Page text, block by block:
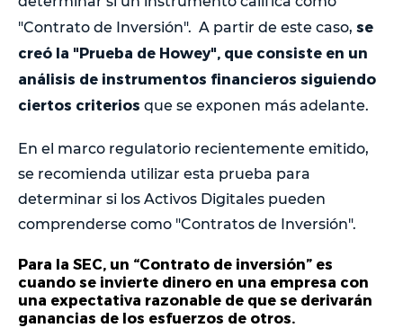
"Contrato de Inversión". A partir de este caso, se
creó la "Prueba de Howey", que consiste en un
análisis de instrumentos financieros siguiendo
ciertos criterios que se exponen más adelante.
En el marco regulatorio recientemente emitido,
se recomienda utilizar esta prueba para
determinar si los Activos Digitales pueden
comprenderse como "Contratos de Inversión".
Para la SEC, un “Contrato de inversión” es
cuando se invierte dinero en una empresa con
una expectativa razonable de que se derivarán
ganancias de los esfuerzos de otros.